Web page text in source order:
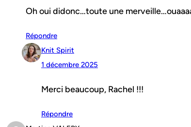
Oh oui didonc…toute une
Répondre
Knit Spirit
1 décembre 2025
Merci beaucoup, Rachel !!!
Répondre